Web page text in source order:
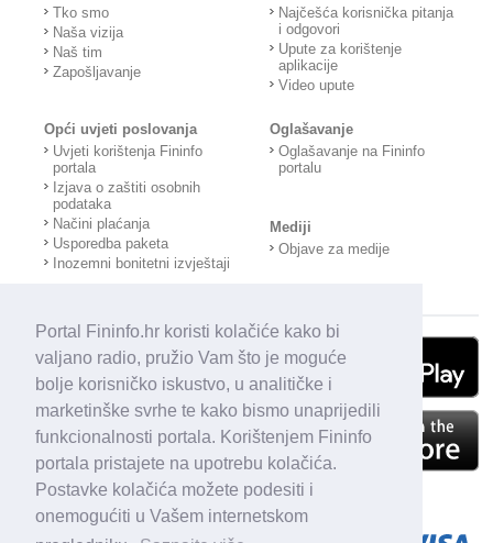
Portal Fininfo.hr koristi kolačiće kako bi
valjano radio, pružio Vam što je moguće
bolje korisničko iskustvo, u analitičke i
marketinške svrhe te kako bismo unaprijedili
funkcionalnosti portala. Korištenjem Fininfo
portala pristajete na upotrebu kolačića.
Postavke kolačića možete podesiti i
onemogućiti u Vašem internetskom
Tko smo
Naša vizija
Naš tim
Zapošljavanje
Najčešća korisnička pitanja
i odgovori
Upute za korištenje
aplikacije
Video upute
Opći uvjeti poslovanja
Uvjeti korištenja Fininfo
portala
Izjava o zaštiti osobnih
podataka
Načini plaćanja
Usporedba paketa
Inozemni bonitetni izvještaji
Oglašavanje
Oglašavanje na Fininfo
portalu
Mediji
Objave za medije